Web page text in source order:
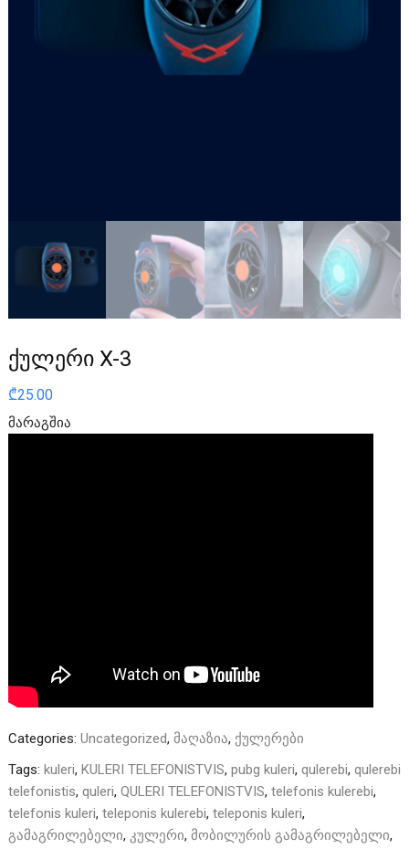
ქულერი X-3
₾25.00
მარაგშია
Categories: Uncategorized, მაღაზია, ქულერები
Tags: kuleri, KULERI TELEFONISTVIS, pubg kuleri, qulerebi, qulerebi
telefonistis, quleri, QULERI TELEFONISTVIS, telefonis kulerebi,
telefonis kuleri, teleponis kulerebi, teleponis kuleri,
გამაგრილებელი, კულერი, მობილურის გამაგრილებელი,